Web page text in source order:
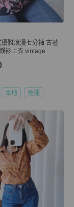
雅浪漫七分袖 古著
衫上衣 vintage
本地 免運